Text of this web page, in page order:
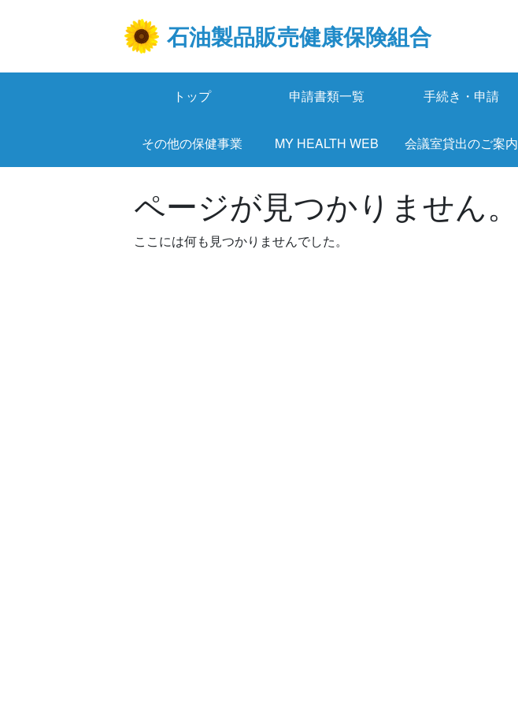
石油製品販売健康保険組合
トップ 申請書類一覧 手続き・申請
その他の保健事業 MY HEALTH WEB 会議室貸出のご案内
ページが見つかりません。
ここには何も見つかりませんでした。